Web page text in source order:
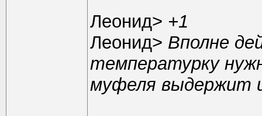
Леонид> +1
Леонид> Вполне
температурку
муфеля выдержит